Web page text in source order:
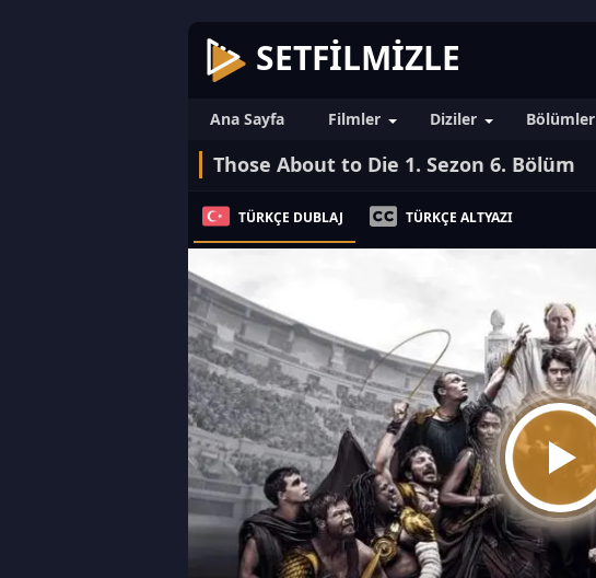
SETFILMIZLE
Ana Sayfa Filmler Diziler Bölümler
Those About to Die 1. Sezon 6. Bölüm
TÜRKÇE DUBLAJ TÜRKÇE ALTYAZI